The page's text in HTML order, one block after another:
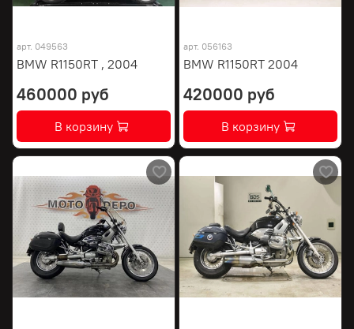
арт. 049563
BMW R1150RT , 2004
460000 руб
В корзину
арт. 056163
BMW R1150RT 2004
420000 руб
В корзину